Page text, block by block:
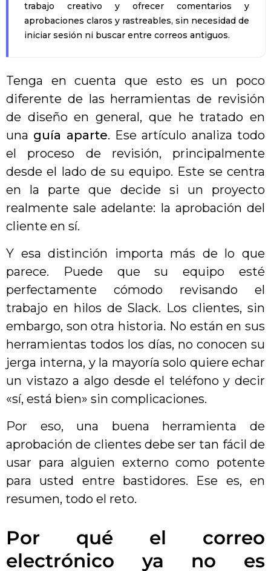
trabajo creativo y ofrecer comentarios y
aprobaciones claros y rastreables, sin necesidad de
iniciar sesión ni buscar entre correos antiguos.
Tenga en cuenta que esto es un poco
diferente de las herramientas de revisión
de diseño en general, que he tratado en
una guía aparte. Ese artículo analiza todo
el proceso de revisión, principalmente
desde el lado de su equipo. Este se centra
en la parte que decide si un proyecto
realmente sale adelante: la aprobación del
cliente en sí.
Y esa distinción importa más de lo que
parece. Puede que su equipo esté
perfectamente cómodo revisando el
trabajo en hilos de Slack. Los clientes, sin
embargo, son otra historia. No están en sus
herramientas todos los días, no conocen su
jerga interna, y la mayoría solo quiere echar
un vistazo a algo desde el teléfono y decir
«sí, está bien» sin complicaciones.
Por eso, una buena herramienta de
aprobación de clientes debe ser tan fácil de
usar para alguien externo como potente
para usted entre bastidores. Ese es, en
resumen, todo el reto.
Por qué el correo
electrónico ya no es